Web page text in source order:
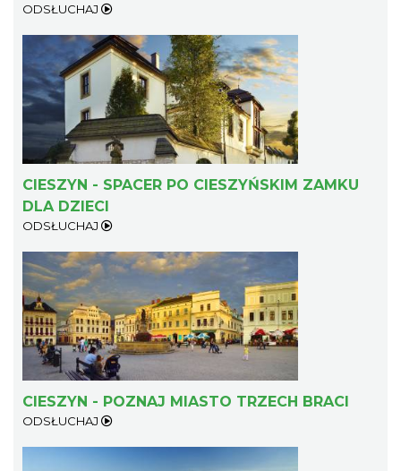
ODSŁUCHAJ
CIESZYN - SPACER PO CIESZYŃSKIM ZAMKU
DLA DZIECI
ODSŁUCHAJ
CIESZYN - POZNAJ MIASTO TRZECH BRACI
ODSŁUCHAJ